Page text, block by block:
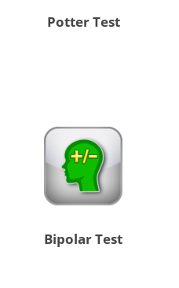
Potter Test
Bipolar Test